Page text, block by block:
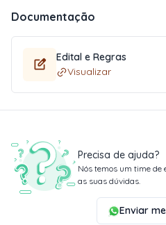
Documentação
Edital e Regras
Visualizar
Precisa de ajuda?
Nós temos um time
as suas dúvidas.
Enviar